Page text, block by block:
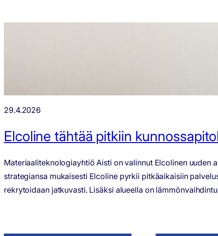
29.4.2026
Elcoline tähtää pitkiin
Materiaaliteknologiayhtiö Aisti on valinnut Elcolinen uuden
strategiansa mukaisesti Elcoline pyrkii pitkäaikaisiin
rekrytoidaan jatkuvasti. Lisäksi alueella on